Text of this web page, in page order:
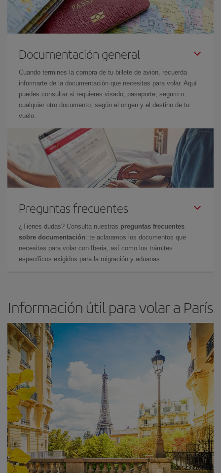
Documentación general
Cuando termines la compra de tu billete de avión, recuerda
informarte de la documentación que necesitas para volar. Aquí
puedes consultar si requieres visado, pasaporte, seguro o
cualquier otro documento, según el origen y el destino de tu
vuelo.
Preguntas frecuentes
¿Tienes dudas? Consulta nuestras preguntas frecuentes
sobre documentación: te aclaramos los documentos que
necesitas para volar con Iberia, así como los trámites
específicos exigidos para la migración y aduanas.
Información útil para volar a París